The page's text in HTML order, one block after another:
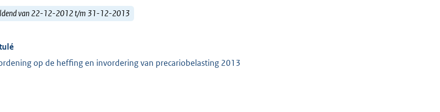
van 22-12-2012 t/m 31-12-2013
op de heffing en invordering van precariobelasting 2013